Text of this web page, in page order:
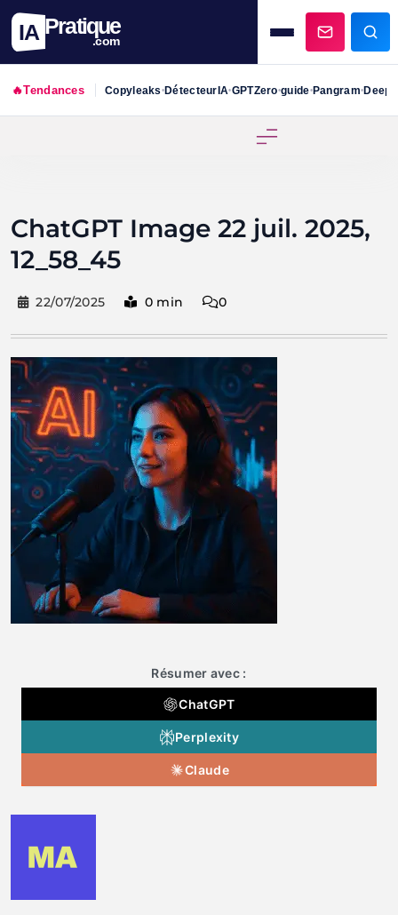
IA Pratique
.com
🔥Tendances Copyleaks •DétecteurIA•GPTZero•guide•Pangram•
ChatGPT Image 22 juil. 2025,
12_58_45
22/07/2025 0 min 0
Résumer avec :
ChatGPT
Perplexity
Claude